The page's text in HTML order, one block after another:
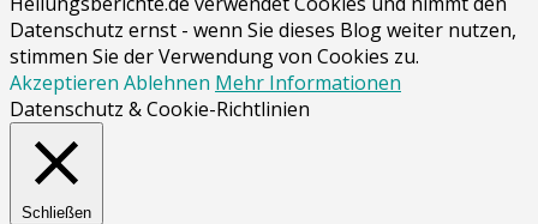
Datenschutz ernst - wenn Sie dieses Blog weiter nutzen,
stimmen Sie der Verwendung von Cookies zu.
Akzeptieren Ablehnen Mehr Informationen
Datenschutz & Cookie-Richtlinien
Schließen